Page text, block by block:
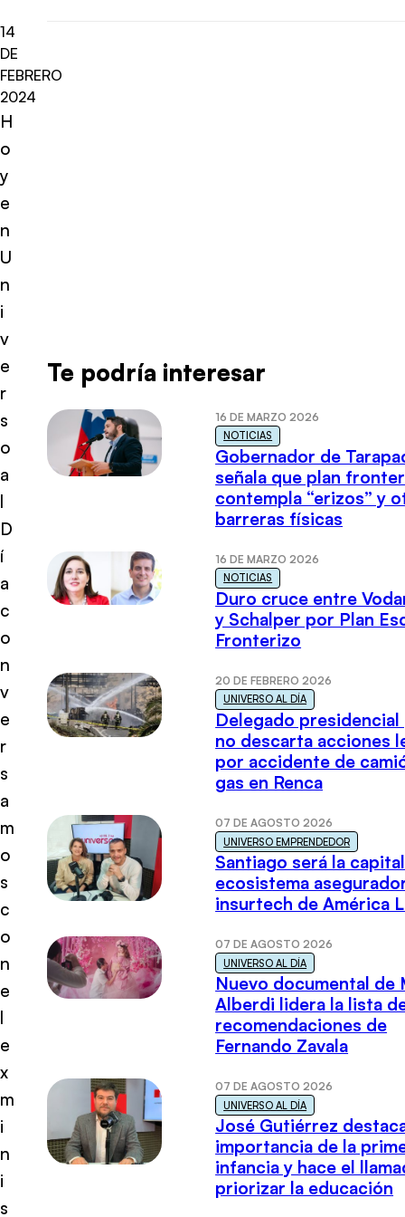
14
DE
FEBRERO
2024
H
o
y
e
n
U
n
i
v
e
r
s
o
a
l
D
í
a
c
o
n
v
e
r
s
a
m
o
s
c
o
n
e
l
e
x
m
i
n
i
s
Te podría interesar
16 DE MARZO 2026
NOTICIAS
Gobernador de
señala que plan
contempla “erizos” y
barreras físicas
16 DE MARZO 2026
NOTICIAS
Duro cruce entre
y Schalper por Plan
Fronterizo
20 DE FEBRERO 2026
UNIVERSO AL DÍA
Delegado presidencial
no descarta acciones
por accidente de
gas en Renca
07 DE AGOSTO 2026
UNIVERSO EMPRENDEDOR
Santiago será la
ecosistema
insurtech de América
07 DE AGOSTO 2026
UNIVERSO AL DÍA
Nuevo documental de
Alberdi lidera la lista
recomendaciones de
Fernando Zavala
07 DE AGOSTO 2026
UNIVERSO AL DÍA
José Gutiérrez
importancia de la
infancia y hace el
priorizar la educación